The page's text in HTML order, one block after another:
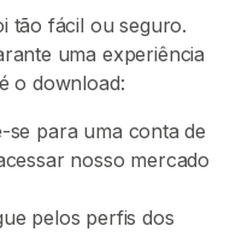
tão fácil ou seguro.
uma experiência
o download:
se para uma conta de
nosso mercado
pelos perfis dos